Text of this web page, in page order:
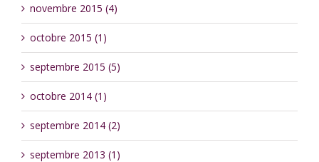
novembre 2015 (4)
octobre 2015 (1)
septembre 2015 (5)
octobre 2014 (1)
septembre 2014 (2)
septembre 2013 (1)